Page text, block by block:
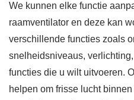
We kunnen elke functie
raamventilator en deze kan
verschillende functies zoals
snelheidsniveaus,
functies die u wilt uitvoeren.
helpen om frisse lucht